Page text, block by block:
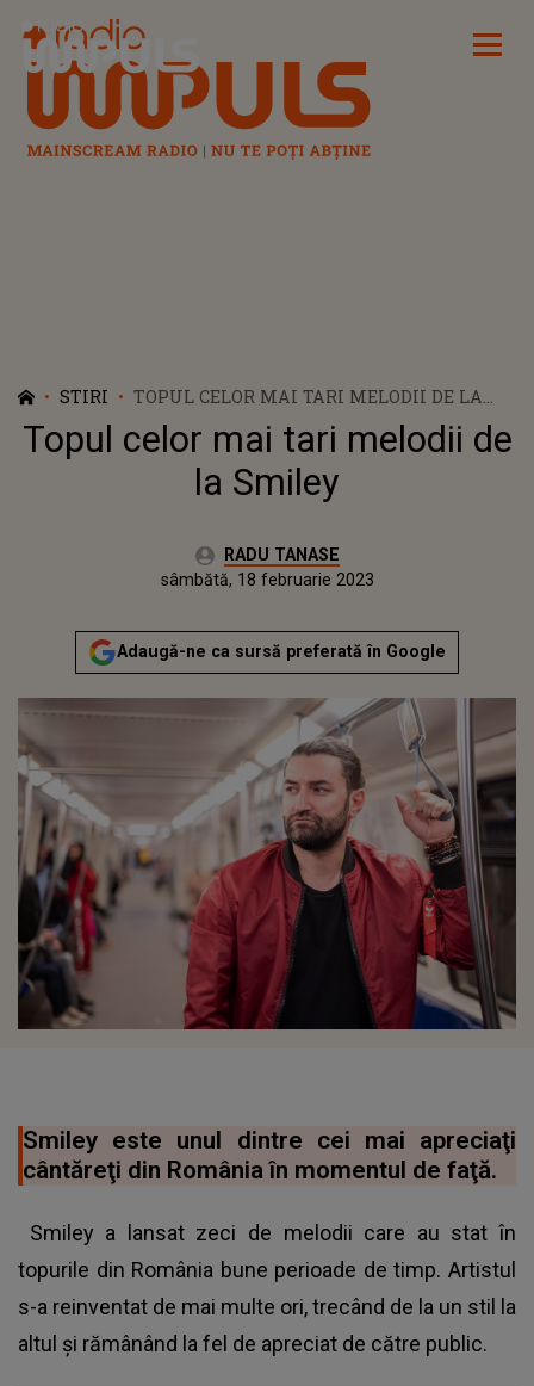
Radio Impuls
STIRI
TOPUL CELOR MAI TARI MELODII DE LA
SMILEY
Topul celor mai tari melodii de
la Smiley
Autor:RADU TANASE
sâmbătă, 19 februarie 2022
Actualizat:
sâmbătă, 18 februarie 2023
Adaugă-ne ca sursă preferată în Google
Smiley este unul dintre cei mai apreciaţi
cântăreţi din România în momentul de faţă.
Smiley a lansat zeci de melodii care au stat în
topurile din România bune perioade de timp. Artistul
s-a reinventat de mai multe ori, trecând de la un stil la
altul şi rămânând la fel de apreciat de către public.